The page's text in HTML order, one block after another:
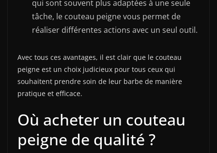
qui sont souvent plus adaptées à une seule
tâche, le couteau peigne vous permet de
réaliser différentes actions avec un seul outil.
Avec tous ces avantages, il est clair que le couteau
peigne est un choix judicieux pour tous ceux qui
souhaitent prendre soin de leur barbe de manière
pratique et efficace.
Où acheter un couteau
peigne de qualité ?